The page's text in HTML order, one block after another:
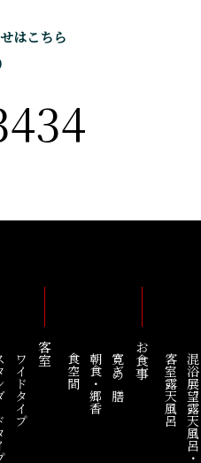
はこちら
混浴展望露天風呂・綿雫
客室露天風呂
お食事
寛ぎの膳
朝食・郷香
食空間
客室
ワイドタイプ
イプ